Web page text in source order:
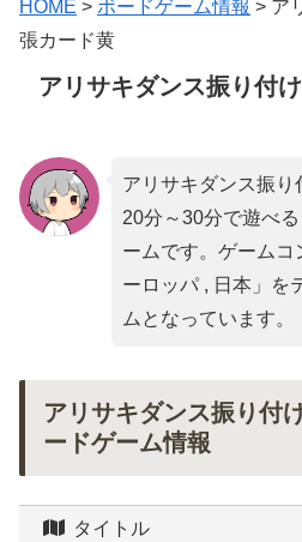
HOME > ボードゲーム情報 > ア
張カード黄
アリサキダンス振り付
アリサキダンス振り
20分～30分で遊べ
ームです。ゲームコ
ーロッパ , 日本 」を
ムとなっています。
アリサキダンス振り付
ードゲーム情報
タイトル